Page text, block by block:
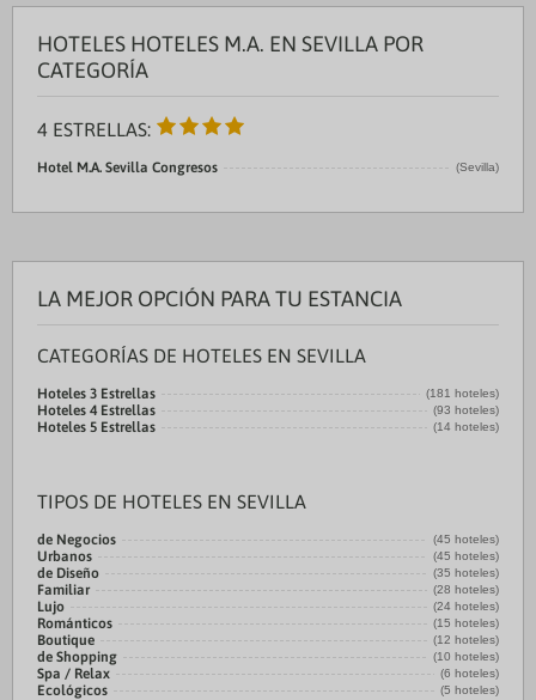
HOTELES HOTELES M.A. EN SEVILLA POR
CATEGORÍA
4 ESTRELLAS:
Hotel M.A. Sevilla Congresos (Sevilla)
LA MEJOR OPCIÓN PARA TU ESTANCIA
CATEGORÍAS DE HOTELES EN SEVILLA
Hoteles 3 Estrellas (181 hoteles)
Hoteles 4 Estrellas (93 hoteles)
Hoteles 5 Estrellas (14 hoteles)
TIPOS DE HOTELES EN SEVILLA
de Negocios (45 hoteles)
Urbanos (45 hoteles)
de Diseño (35 hoteles)
Familiar (28 hoteles)
Lujo (24 hoteles)
Románticos (15 hoteles)
Boutique (12 hoteles)
de Shopping (10 hoteles)
Spa / Relax (6 hoteles)
Ecológicos (5 hoteles)